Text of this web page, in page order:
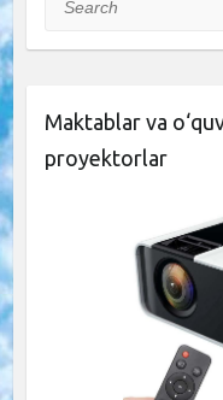
Maktablar va
proyektorlar